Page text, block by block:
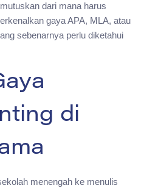
dari mana harus
gaya APA, MLA, atau
sebenarnya perlu diketahui
di
menengah ke menulis